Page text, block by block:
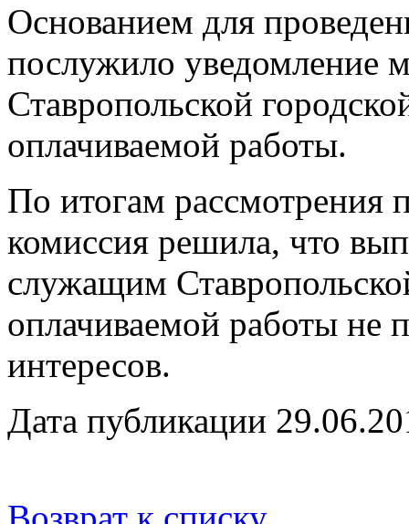
Основанием для
послужило уведомление
Ставропольской
оплачиваемой работы.
По итогам
комиссия решила, что
служащим
оплачиваемой работы не
интересов.
Дата публикации